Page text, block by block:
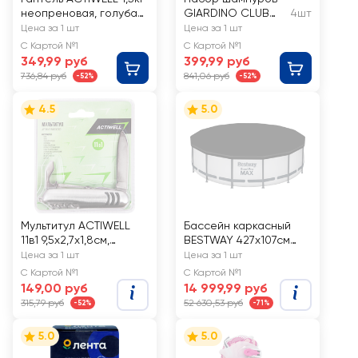
неопреновая, голубая,
Арт.
JW5001B/IR92004-D-
1,5kg
Цена за 1 шт
С Картой №1
349,99 руб
736,84 руб -52%
GIARDINO CLUB
нержавеющая
сталь Арт. ZDBQ-
2005A-2
4шт
Цена за 1 шт
С Картой №1
399,99 руб
841,06 руб -52%
4.5
Мультитул ACTIWELL
11в1 9,5х2,7х1,8см,
Арт.MU030909
Цена за 1 шт
С Картой №1
149,00 руб
315,79 руб -52%
5.0
Бассейн каркасный
BESTWAY 427х107см
13030л, с фильтром,
Арт. 56950
Цена за 1 шт
С Картой №1
14 999,99 руб
52 630,53 руб -71%
5.0 5.0